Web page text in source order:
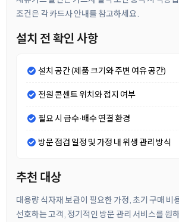
조건은 각 카드사 안내를 참고하세요.
설치 전 확인 사항
설치 공간 (제품 크기와 주변 여유 공간)
전원 콘센트 위치와 접지 여부
필요 시 급수·배수 연결 환경
방문 점검 일정 및 가정 내 위생 관리 방식
추천 대상
대용량 식자재 보관이 필요한 가정, 초기 구매 비
선호하는 고객, 정기적인 방문 관리 서비스를 원